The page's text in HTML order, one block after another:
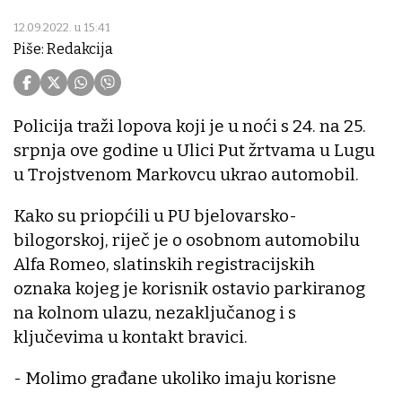
12.09.2022. u 15:41
Piše: Redakcija
Policija traži lopova koji je u noći s 24. na 25.
srpnja ove godine u Ulici Put žrtvama u Lugu
u Trojstvenom Markovcu ukrao automobil.
Kako su priopćili u PU bjelovarsko-
bilogorskoj, riječ je o osobnom automobilu
Alfa Romeo, slatinskih registracijskih
oznaka kojeg je korisnik ostavio parkiranog
na kolnom ulazu, nezaključanog i s
ključevima u kontakt bravici.
- Molimo građane ukoliko imaju korisne